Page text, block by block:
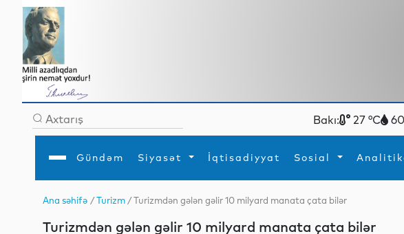
Bakı: 27 °C
Gündəm Siyasət İqtisadiyyat Sosial
Gündəm
MEDİA
Xarici siyasətTurizm
İdmanYeni
Ana səhifə /Turizm / Turizmdən gələn gəlir 10 milyard manata çata bilər
Turizmdən gələn gəlir 10 milyard manata çata bilər